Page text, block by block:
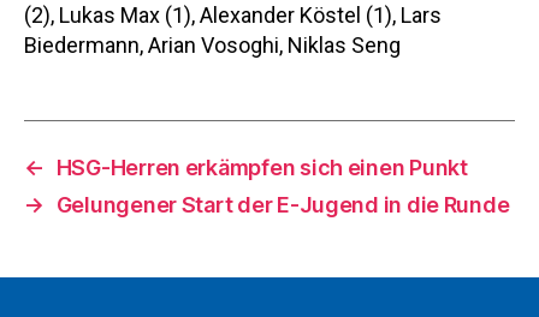
(2), Lukas Max (1), Alexander Köstel (1), Lars
Biedermann, Arian Vosoghi, Niklas Seng
←
HSG-Herren erkämpfen sich einen Punkt
→
Gelungener Start der E-Jugend in die Runde